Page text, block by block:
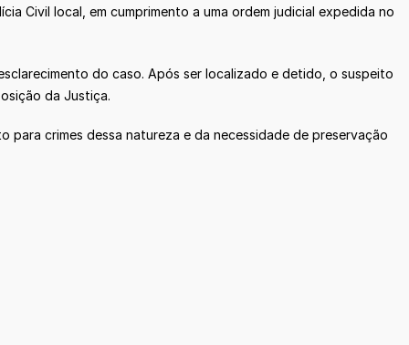
Civil local, em cumprimento a uma ordem judicial expedida no
do caso. Após ser localizado e detido, o suspeito
da Justiça.
crimes dessa natureza e da necessidade de preservação